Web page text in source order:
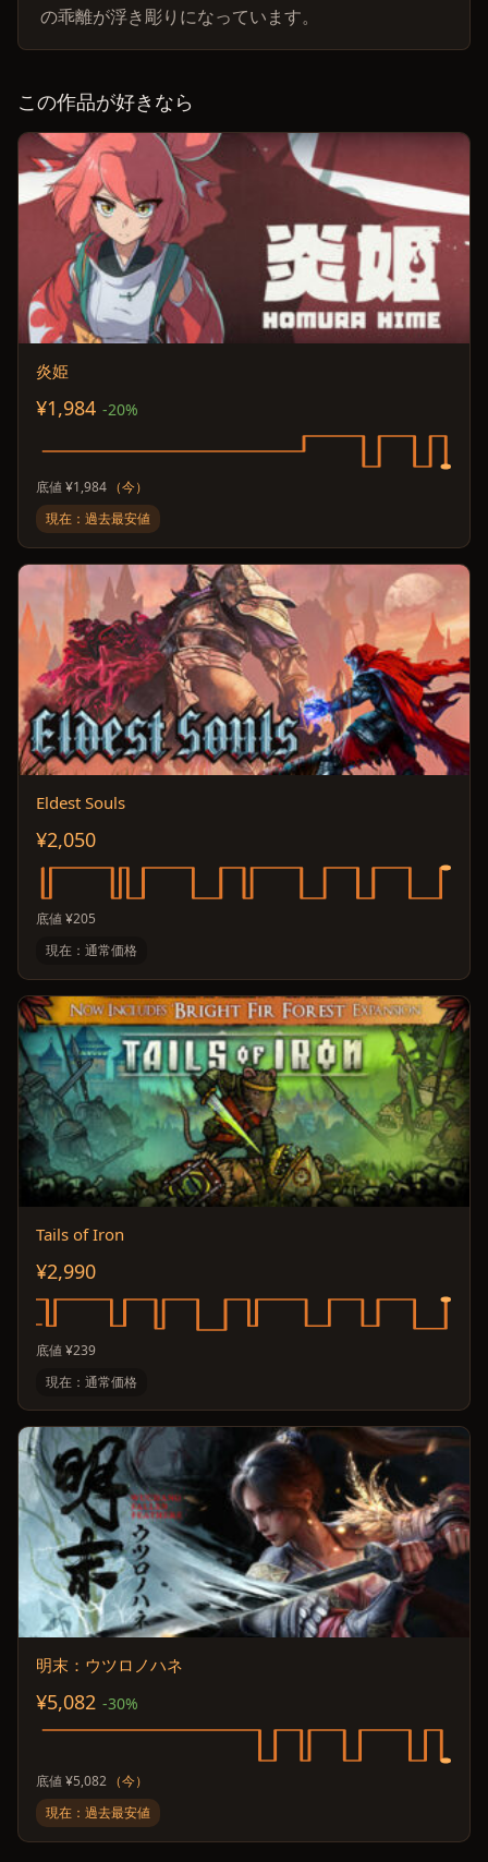
の乖離が浮き彫りになっています。
この作品が好きなら
炎姫
¥1,984 -20%
底値 ¥1,984 （今）
現在：過去最安値
Eldest Souls
¥2,050
底値 ¥205
現在：通常価格
Tails of Iron
¥2,990
底値 ¥239
現在：通常価格
明末：ウツロノハネ
¥5,082 -30%
底値 ¥5,082 （今）
現在：過去最安値